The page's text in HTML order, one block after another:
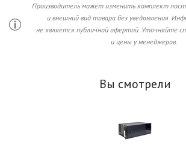
Производитель может изменить комплект
и внешний вид товара без уведомления.
не является публичной офертой. Уточняйте
и цены у менеджеров.
Вы смотрели